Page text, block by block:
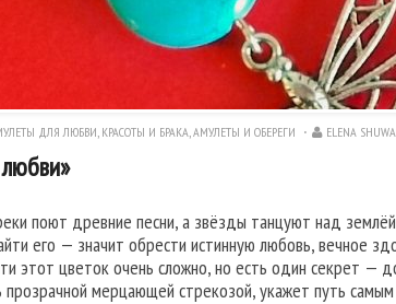
ДЛЯ ЛЮБВИ, КРАСОТЫ И БРАКА,АМУЛЕТЫ И ОБЕРЕГИ ELENA
поют древние песни, а звёзды танцуют над
его — значит обрести истинную любовь, вечное
этот цветок очень сложно, но есть один секрет —
мерцающей стрекозой, укажет путь